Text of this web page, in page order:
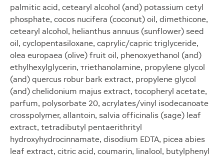
palmitic acid, cetearyl alcohol (and) potassium cetyl
phosphate, сocos nucifera (coconut) oil, dimethicone,
cetearyl alcohol, helianthus annuus (sunflower) seed
oil, cyclopentasiloxane, caprylic/capric triglyceride,
olea europaea (olive) fruit oil, phenoxyethanol (and)
ethylhexylglycerin, тriethanolamine, propylene glycol
(and) quercus robur bark extract, propylene glycol
(and) chelidonium majus extract, tocopheryl acetate,
parfum, polysorbate 20, acrylates/vinyl isodecanoate
crosspolymer, allantoin, salvia officinalis (sage) leaf
extract, tetradibutyl pentaerithrityl
hydroxyhydrocinnamate, disodium EDTA, picea abies
leaf extract, citric acid, coumarin, linalool, butylphenyl